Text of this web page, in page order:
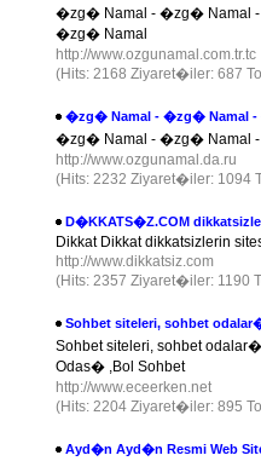
�zg� Namal - �zg� Namal
�zg� Namal
http://www.ozgunamal.com.tr.tc
(Hits: 2168 Ziyaret�iler: 687
�zg� Namal - �zg� Namal
�zg� Namal - �zg� Namal
http://www.ozgunamal.da.ru
(Hits: 2232 Ziyaret�iler: 1094
D�KKATS�Z.COM
Dikkat Dikkat dikkatsizlerin
http://www.dikkatsiz.com
(Hits: 2357 Ziyaret�iler: 1190
Sohbet siteleri, sohbet
Sohbet siteleri, sohbet
Odas� ,Bol Sohbet
http://www.eceerken.net
(Hits: 2204 Ziyaret�iler: 895
Ayd�n Ayd�n Resmi Web